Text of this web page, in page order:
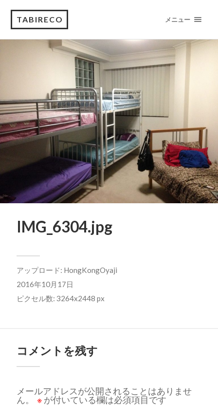
TABIRECO メニュー
IMG_6304.jpg
アップロード: HongKongOyaji
2016年10月17日
ピクセル数: 3264x2448 px
コメントを残す
メールアドレスが公開されることはありませ
ん。
※ が付いている欄は必須項目です